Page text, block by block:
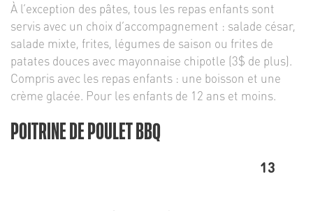
À l’exception des pâtes, tous les repas enfants sont
servis avec un choix d’accompagnement : salade césar,
salade mixte, frites, légumes de saison ou frites de
patates douces avec mayonnaise chipotle (3$ de plus).
Compris avec les repas enfants : une boisson et une
crème glacée. Pour les enfants de 12 ans et moins.
POITRINE DE POULET BBQ
13